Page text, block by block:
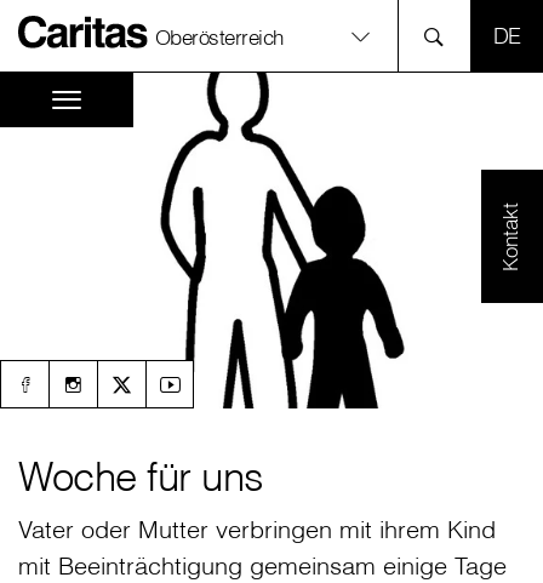
Oberösterreich
Kontakt
Woche für uns
Vater oder Mutter verbringen mit ihrem Kind
mit Beeinträchtigung gemeinsam einige Tage